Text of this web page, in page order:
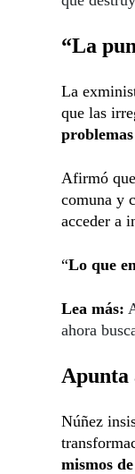
“La
La
que las
Afirmó
comuna y
acceder a
“Lo que
Lea más:
ahora
Apunta
Núñez
mismos